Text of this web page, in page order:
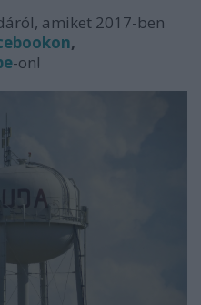
amiket 2017-ben
,
-on!